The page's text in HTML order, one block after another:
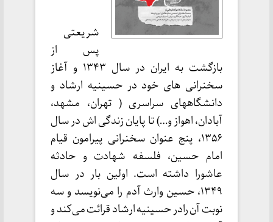
شریعتی
پس از
بازگشت به ایران در سال ۱۳۴۳ و آغاز
سخنرانی های خود در حسینیه ارشاد و
دانشگاههای سراسری ( تهران، مشهد،
آبادان، اهواز و…) تا پایان زندگی اش در سال
۱۳۵۶، پنج عنوان سخنرانی پیرامون قیام
امام حسین، فلسفه شهادت و حادثه
عاشورا داشته است. اولین بار در سال
۱۳۴۹، حسین وارث آدم را می‌نویسد و سه
نوبت آن رادر حسینیه ارشاد قرائت می‌کند و